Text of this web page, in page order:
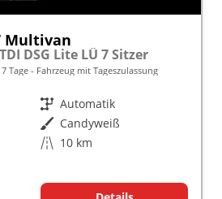
Multivan
DSG Lite LÜ 7 Sitzer
7 Tage Fahrzeug mit Tageszulassung
Getriebe Automatik
Außenfarbe Candyweiß
Kilometerstand 10 km